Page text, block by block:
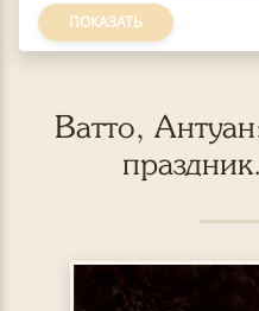
ПОКАЗАТЬ
Ватто,